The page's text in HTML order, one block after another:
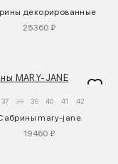
декорированные
25360 ₽
37 38 39 40 41 42
mary-jane
19460 ₽